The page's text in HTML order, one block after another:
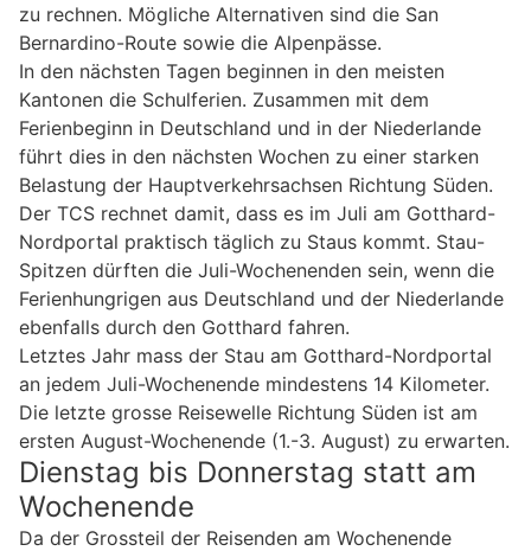
zu rechnen. Mögliche Alternativen sind die San
Bernardino-Route sowie die Alpenpässe.
In den nächsten Tagen beginnen in den meisten
Kantonen die Schulferien. Zusammen mit dem
Ferienbeginn in Deutschland und in der Niederlande
führt dies in den nächsten Wochen zu einer starken
Belastung der Hauptverkehrsachsen Richtung Süden.
Der TCS rechnet damit, dass es im Juli am Gotthard-
Nordportal praktisch täglich zu Staus kommt. Stau-
Spitzen dürften die Juli-Wochenenden sein, wenn die
Ferienhungrigen aus Deutschland und der Niederlande
ebenfalls durch den Gotthard fahren.
Letztes Jahr mass der Stau am Gotthard-Nordportal
an jedem Juli-Wochenende mindestens 14 Kilometer.
Die letzte grosse Reisewelle Richtung Süden ist am
ersten August-Wochenende (1.-3. August) zu erwarten.
Dienstag bis Donnerstag statt am
Wochenende
Da der Grossteil der Reisenden am Wochenende